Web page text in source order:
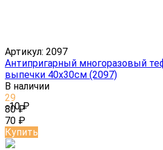
-10₽
Артикул: 2097
Антипригарный многоразовый
выпечки 40х30см (2097)
В наличии
29
80₽
70 ₽
Купить